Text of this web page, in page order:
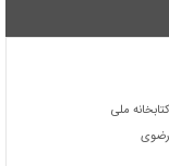
ملی
رضوی